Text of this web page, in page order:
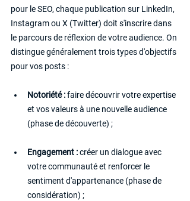
pour le SEO, chaque publication sur LinkedIn,
Instagram ou X (Twitter) doit s'inscrire dans
le parcours de réflexion de votre audience. On
distingue généralement trois types d'objectifs
pour vos posts :
Notoriété : faire découvrir votre expertise
et vos valeurs à une nouvelle audience
(phase de découverte) ;
Engagement : créer un dialogue avec
votre communauté et renforcer le
sentiment d'appartenance (phase de
considération) ;